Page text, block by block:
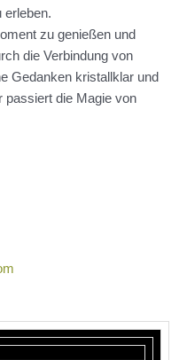
erleben.
zu genießen und
die Verbindung von
Gedanken kristallklar und
passiert die Magie von